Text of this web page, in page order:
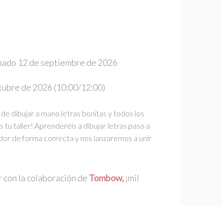
12 de septiembre de 2026
de 2026 (10:00/12:00)
dibujar a mano letras bonitas y todos los
tu taller! Aprenderéis a dibujar letras paso a
de forma correcta y nos lanzaremos a unir
la colaboración de Tombow,¡mil